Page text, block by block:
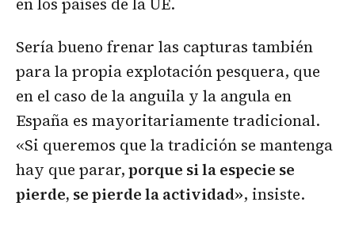
Sería bueno frenar las capturas también
para la propia explotación pesquera, que
en el caso de la anguila y la angula en
España es mayoritariamente tradicional.
«Si queremos que la tradición se mantenga
hay que parar,porque si la especie se
pierde, se pierde la actividad», insiste.